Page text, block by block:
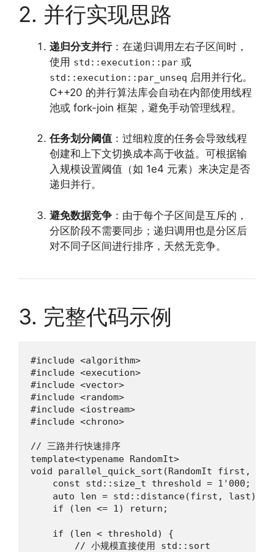
2. 并行实现思路
递归分支并行：在递归调用左右子区间时，
使用 std::execution::par 或
std::execution::par_unseq 启用并行化。
C++20 的并行算法库会自动在内部使用线程
池或 fork-join 框架，避免手动管理线程。
任务划分阈值 ：过细粒度的任务会导致线程
创建和上下文切换成本高于收益。可根据输
入规模设置阈值（如 1e4 元素）来决定是否
递归并行。
避免数据竞争 ：由于每个子区间是互斥的，
分区阶段不需要同步；递归调用也是分区后
对不同子区间进行排序，天然无竞争。
3. 完整代码示例
#include <algorithm>
#include <execution>
#include <vector>
#include <random>
#include <iostream>
#include <chrono>
// 三路并行快速排序
template<typename RandomIt>
void parallel_quick_sort(RandomIt first,
const std::size_t threshold = 1'000;
    auto len = std::distance(first, last);
if (len <= 1) return;
    if (len < threshold) {
        // 小规模直接使用 std::sort